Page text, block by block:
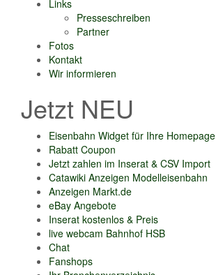
Links
Presseschreiben
Partner
Fotos
Kontakt
Wir informieren
Jetzt NEU
Eisenbahn Widget für Ihre Homepage
Rabatt Coupon
Jetzt zahlen im Inserat & CSV Import
Catawiki Anzeigen Modelleisenbahn
Anzeigen Markt.de
eBay Angebote
Inserat kostenlos & Preis
live webcam Bahnhof HSB
Chat
Fanshops